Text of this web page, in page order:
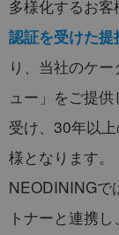
多様化するお
認証を受けた提
り、当社のケ
ュー」をご提
受け、30年以
様となります。
NEODININGで
トナーと連携